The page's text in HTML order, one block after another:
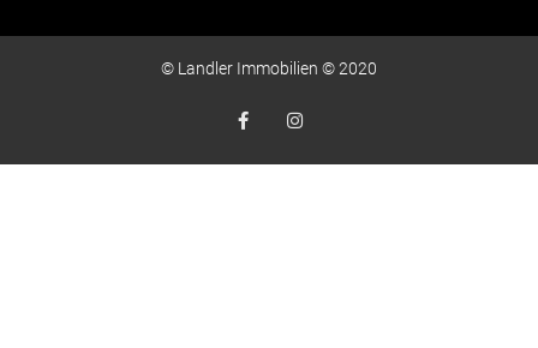
© Landler Immobilien © 2020